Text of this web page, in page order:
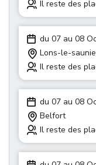
Il reste des
du 07 au 08
Lons-le-
Il reste des
du 07 au 08
Belfort
Il reste des